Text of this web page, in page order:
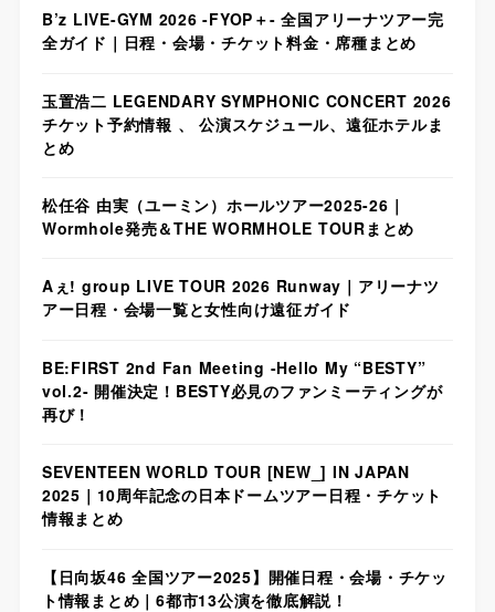
B’z LIVE-GYM 2026 -FYOP＋- 全国アリーナツアー完
全ガイド｜日程・会場・チケット料金・席種まとめ
玉置浩二 LEGENDARY SYMPHONIC CONCERT 2026
チケット予約情報 、 公演スケジュール、遠征ホテルま
とめ
松任谷 由実（ユーミン）ホールツアー2025-26｜
Wormhole発売＆THE WORMHOLE TOURまとめ
Aぇ! group LIVE TOUR 2026 Runway｜アリーナツ
アー日程・会場一覧と女性向け遠征ガイド
BE:FIRST 2nd Fan Meeting -Hello My “BESTY”
vol.2- 開催決定！BESTY必見のファンミーティングが
再び！
SEVENTEEN WORLD TOUR [NEW_] IN JAPAN
2025｜10周年記念の日本ドームツアー日程・チケット
情報まとめ
【日向坂46 全国ツアー2025】開催日程・会場・チケッ
ト情報まとめ｜6都市13公演を徹底解説！